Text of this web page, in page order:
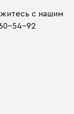
с нашим
54-92